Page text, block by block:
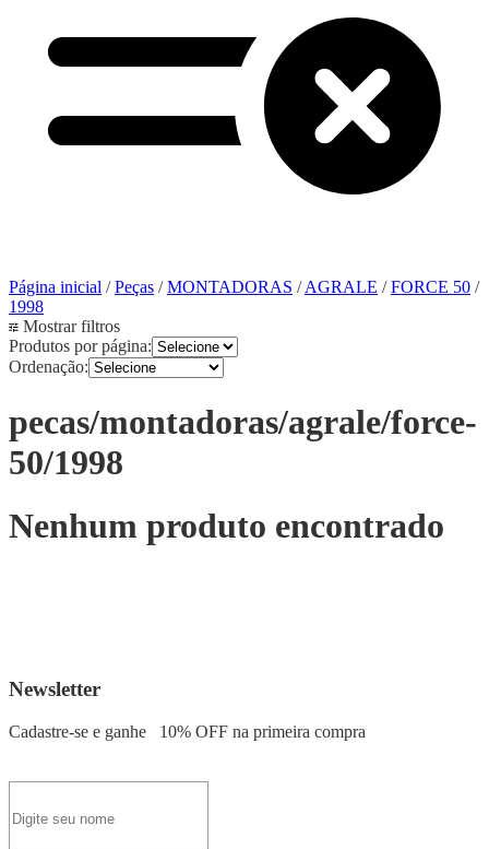
Página inicial /Peças /MONTADORAS /AGRALE /FORCE 50 /
1998
Mostrar filtros
Produtos por página:
Ordenação:
pecas/montadoras/agrale/force-
50/1998
Nenhum produto encontrado
Newsletter
Cadastre-se e ganhe 10% OFF na primeira compra